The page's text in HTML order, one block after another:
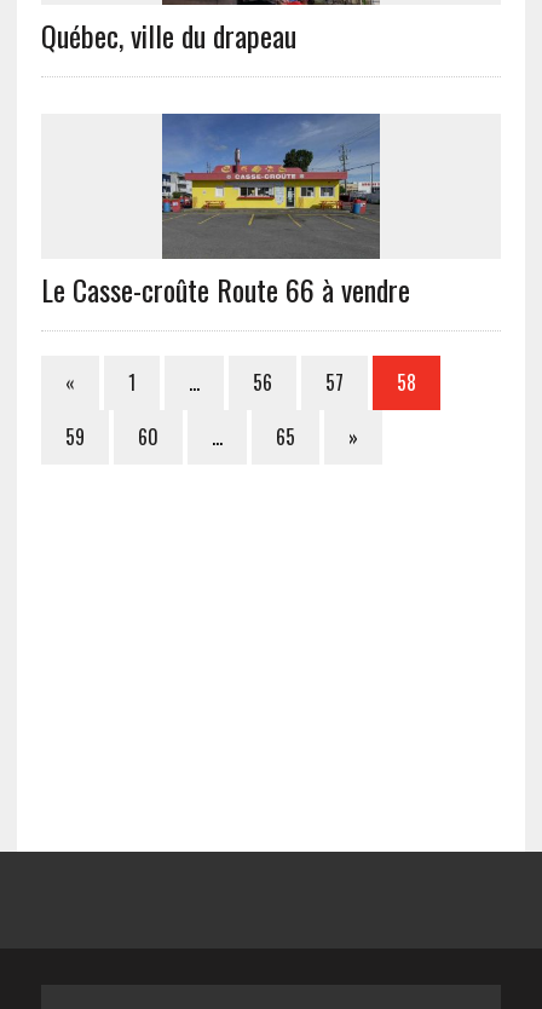
Québec, ville du drapeau
Le Casse-croûte Route 66 à vendre
« 1 … 56 57
58
59
60 … 65 »